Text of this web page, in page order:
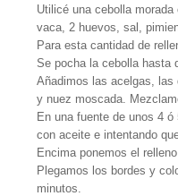
Utilicé una cebolla
vaca, 2 huevos, sal,
Para esta cantidad de
Se pocha la cebolla hasta
Añadimos las acelgas, las
y nuez moscada.
En una fuente de unos 4
con aceite e intentando
Encima ponemos el
Plegamos los bordes y
minutos.